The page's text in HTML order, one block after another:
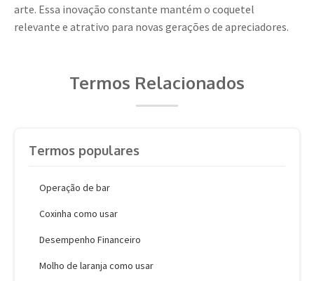
arte. Essa inovação constante mantém o coquetel
relevante e atrativo para novas gerações de apreciadores.
Termos Relacionados
Termos populares
Operação de bar
Coxinha como usar
Desempenho Financeiro
Molho de laranja como usar